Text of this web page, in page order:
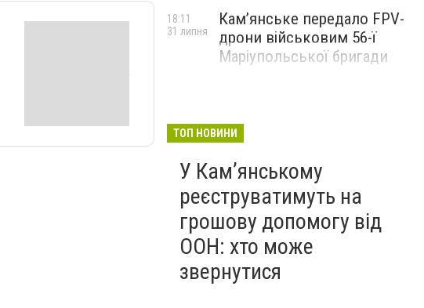
Кам’янське передало FPV-
дрони військовим 56-ї
Маріупольської бригади
18:11
31 липня
ТОП НОВИНИ
У Кам’янському
реєструватимуть на
грошову допомогу від
ООН: хто може
звернутися